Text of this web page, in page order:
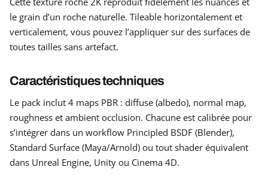
le grain d’un roche naturelle. Tileable horizontalement et
verticalement, vous pouvez l’appliquer sur des surfaces de
toutes tailles sans artefact.
Caractéristiques techniques
Le pack inclut 4 maps PBR : diffuse (albedo), normal map,
roughness et ambient occlusion. Chacune est calibrée pour
s’intégrer dans un workflow Principled BSDF (Blender),
Standard Surface (Maya/Arnold) ou tout shader équivalent
dans Unreal Engine, Unity ou Cinema 4D.